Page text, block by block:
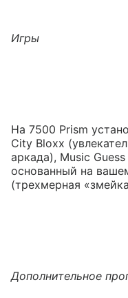
Игры
На 7500 Prism
City Bloxx
аркада), Music
основанный на
(трехмерная
Дополнительное